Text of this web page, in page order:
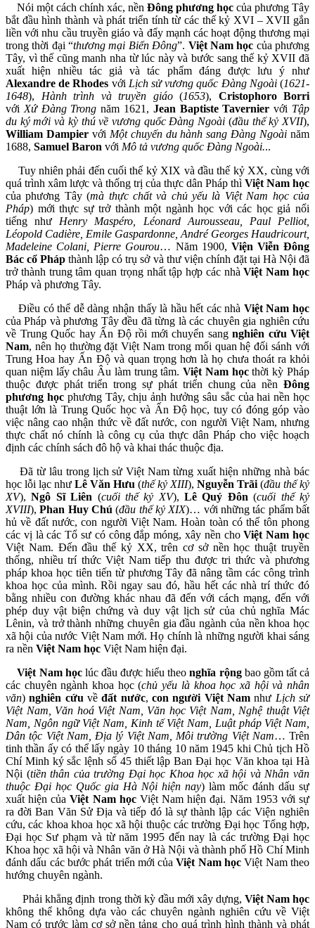
Nói một cách chính xác, nền Đông phương học của phương Tây
bắt đầu hình thành và phát triển tính từ các thế kỷ XVI – XVII gắn
liền với nhu cầu truyền giáo và đẩy mạnh các hoạt động thương mại
trong thời đại “thương mại Biển Đông”. Việt Nam học của phương
Tây, vì thế cũng manh nha từ lúc này và bước sang thế kỷ XVII đã
xuất hiện nhiều tác giả và tác phẩm đáng được lưu ý như
Alexandre de Rhodes với Lịch sử vương quốc Đàng Ngoài(1621-
1648), Hành trình và truyền giáo(1653), Cristophoro Borri
với Xứ Đàng Trong năm 1621, Jean Baptiste Tavernier với Tập
du ký mới và kỳ thú về vương quốc Đàng Ngoài (đầu thế kỷ XVII),
William Dampiervới Một chuyến du hành sang Đàng Ngoàinăm
1688, Samuel Baron với Mô tả vương quốc Đàng Ngoài...
Tuy nhiên phải đến cuối thế kỷ XIX và đầu thế kỷ XX, cùng với
quá trình xâm lược và thống trị của thực dân Pháp thì Việt Nam học
của phương Tây (mà thực chất và chủ yếu là Việt Nam học của
Pháp) mới thực sự trở thành một ngành học với các học giả nổi
tiếng như Henry Maspéro, Léonard Aurousseau, Paul Pelliot,
Léopold Cadière, Emile Gaspardonne, André Georges Haudricourt,
Madeleine Colani, Pierre Gourou… Năm 1900, Viện Viễn Đông
Bác cổ Pháp thành lập có trụ sở và thư viện chính đặt tại Hà Nội đã
trở thành trung tâm quan trọng nhất tập hợp các nhàViệt Nam học
Pháp và phương Tây.
Điều có thể dễ dàng nhận thấy là hầu hết các nhà Việt Nam học
của Pháp và phương Tây đều đã từng là các chuyên gia nghiên cứu
về Trung Quốc hay Ấn Độ rồi mới chuyển sang nghiên cứu Việt
Nam, nên họ thường đặt Việt Nam trong mối quan hệ đối sánh với
Trung Hoa hay Ấn Độ và quan trọng hơn là họ chưa thoát ra khỏi
quan niệm lấy châu Âu làm trung tâm.Việt Nam họcthời kỳ Pháp
thuộc được phát triển trong sự phát triển chung của nền Đông
phương họcphương Tây, chịu ảnh hưởng sâu sắc của hai nền học
thuật lớn là Trung Quốc học và Ấn Độ học, tuy có đóng góp vào
việc nâng cao nhận thức về đất nước, con người Việt Nam, nhưng
thực chất nó chính là công cụ của thực dân Pháp cho việc hoạch
định các chính sách đô hộ và khai thác thuộc địa.
Đã từ lâu trong lịch sử Việt Nam từng xuất hiện những nhà bác
học lỗi lạc như Lê Văn Hưu (thế kỷ XIII), Nguyễn Trãi (đầu thế kỷ
XV),Ngô Sĩ Liên (cuối thế kỷ XV),Lê Quý Đôn (cuối thế kỷ
XVIII),Phan Huy Chú (đầu thế kỷ XIX)… với những tác phẩm bất
hủ về đất nước, con người Việt Nam. Hoàn toàn có thể tôn phong
các vị là các Tổ sư có công đắp móng, xây nền choViệt Nam học
Việt Nam. Đến đầu thế kỷ XX, trên cơ sở nền học thuật truyền
thống, nhiều trí thức Việt Nam tiếp thu được tri thức và phương
pháp khoa học tiên tiến từ phương Tây đã nâng tầm các công trình
khoa học của mình. Rồi ngay sau đó, hầu hết các nhà trí thức đó
bằng nhiều con đường khác nhau đã đến với cách mạng, đến với
phép duy vật biện chứng và duy vật lịch sử của chủ nghĩa Mác
Lênin, và trở thành những chuyên gia đầu ngành của nền khoa học
xã hội của nước Việt Nam mới. Họ chính là những người khai sáng
ra nền Việt Nam học Việt Nam hiện đại.
Việt Nam họclúc đầu được hiểu theonghĩa rộngbao gồm tất cả
các chuyên ngành khoa học (chủ yếu là khoa học xã hội và nhân
văn)nghiên cứu vềđất nước,con người Việt Nam như Lịch sử
Việt Nam, Văn hoá Việt Nam, Văn học Việt Nam, Nghệ thuật Việt
Nam, Ngôn ngữ Việt Nam, Kinh tế Việt Nam, Luật pháp Việt Nam,
Dân tộc Việt Nam, Địa lý Việt Nam, Môi trường Việt Nam… Trên
tinh thần ấy có thể lấy ngày 10 tháng 10 năm 1945 khi Chủ tịch Hồ
Chí Minh ký sắc lệnh số 45 thiết lập Ban Đại học Văn khoa tại Hà
Nội (tiền thân của trường Đại học Khoa học xã hội và Nhân văn
thuộc Đại học Quốc gia Hà Nội hiện nay) làm mốc đánh dấu sự
xuất hiện củaViệt Nam họcViệt Nam hiện đại. Năm 1953 với sự
ra đời Ban Văn Sử Địa và tiếp đó là sự thành lập các Viện nghiên
cứu, các khoa khoa học xã hội thuộc các trường Đại học Tổng hợp,
Đại học Sư phạm và từ năm 1995 đến nay là các trường Đại học
Khoa học xã hội và Nhân văn ở Hà Nội và thành phố Hồ Chí Minh
đánh dấu các bước phát triển mới củaViệt Nam học Việt Nam theo
hướng chuyên ngành.
Phải khẳng định trong thời kỳ đầu mới xây dựng, Việt Nam học
không thể không dựa vào các chuyên ngành nghiên cứu về Việt
Nam có trước làm cơ sở nền tảng cho quá trình hình thành và phát